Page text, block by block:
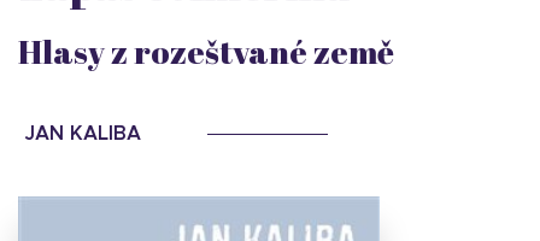
Hlasy z rozeštvané země
JAN KALIBA